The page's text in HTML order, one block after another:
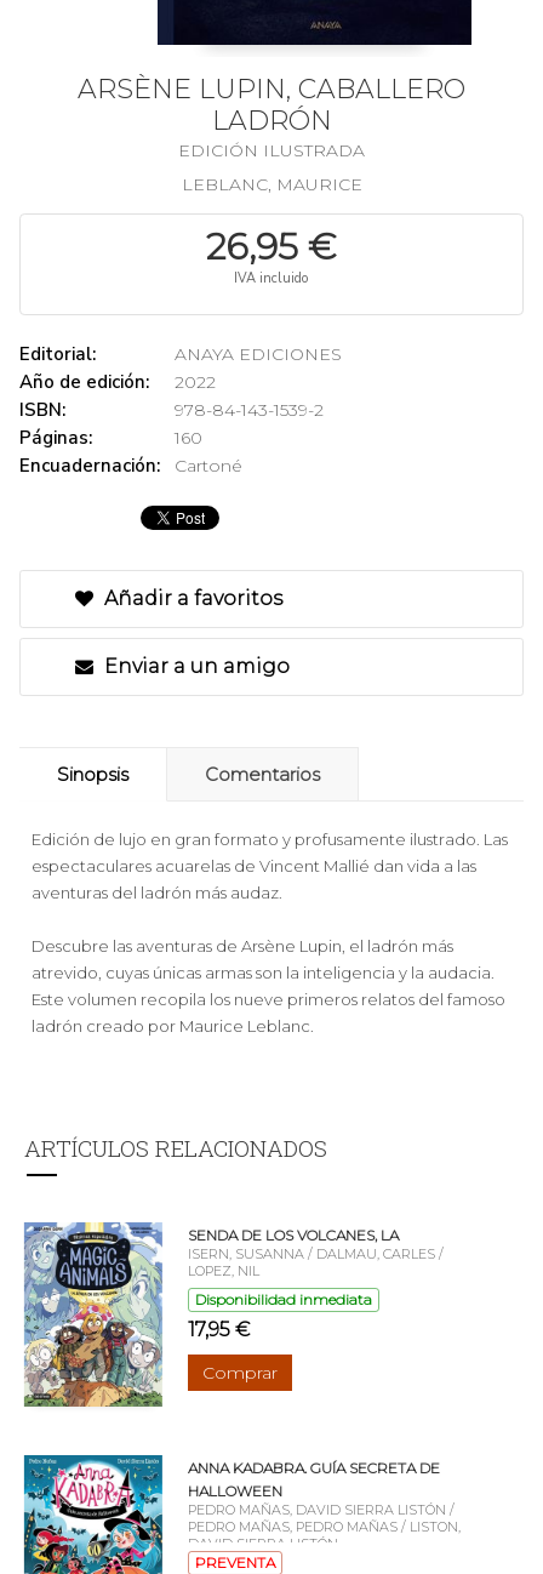
ARSÈNE LUPIN, CABALLERO
LADRÓN
EDICIÓN ILUSTRADA
LEBLANC, MAURICE
26,95 €
IVA incluido
Editorial: ANAYA EDICIONES
Año de edición: 2022
ISBN: 978-84-143-1539-2
Páginas: 160
Encuadernación: Cartoné
Añadir a favoritos
Enviar a un amigo
Sinopsis Comentarios
Edición de lujo en gran formato y profusamente ilustrado. Las
espectaculares acuarelas de Vincent Mallié dan vida a las
aventuras del ladrón más audaz.
Descubre las aventuras de Arsène Lupin, el ladrón más
atrevido, cuyas únicas armas son la inteligencia y la audacia.
Este volumen recopila los nueve primeros relatos del famoso
ladrón creado por Maurice Leblanc.
ARTÍCULOS RELACIONADOS
SENDA DE LOS VOLCANES, LA
ISERN, SUSANNA / DALMAU, CARLES /
LOPEZ, NIL
Disponibilidad inmediata
17,95 €
Comprar
ANNA KADABRA. GUÍA SECRETA DE
HALLOWEEN
PEDRO MAÑAS, DAVID SIERRA LISTÓN /
PEDRO MAÑAS, PEDRO MAÑAS / LISTON,
DAVID SIERRA LISTÓN
PREVENTA